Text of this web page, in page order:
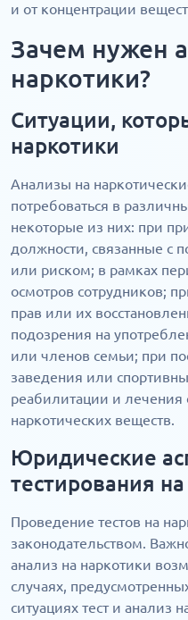
и от концентрации
Зачем нужен
наркотики?
Ситуации,
наркотики
Анализы на
потребоваться в
некоторые из них: при
должности, связанные с
или риском; в рамках
осмотров сотрудников;
прав или их
подозрения на
или членов семьи; при
заведения или
реабилитации и лечения
наркотических веществ.
Юридические
тестирования
Проведение тестов на
законодательством.
анализ на наркотики
случаях,
ситуациях тест и анализ